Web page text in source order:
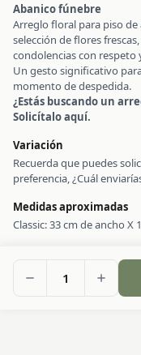
Abanico fúnebre
Arreglo floral para piso
selección de flores
condolencias con respeto
Un gesto significativo
momento de despedida.
¿Estás buscando un
Solicítalo aquí.
Variación
Recuerda que puedes
preferencia, ¿Cuál
Medidas aproximadas
Classic: 33 cm de ancho X
1